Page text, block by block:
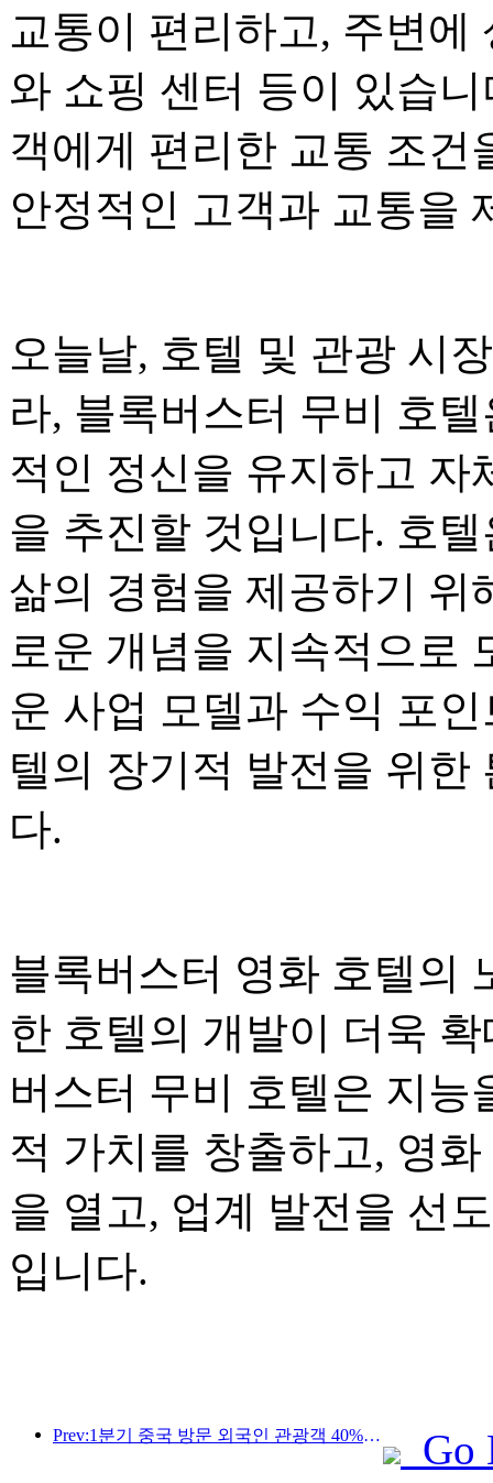
교통이 편리하고, 주변
와 쇼핑 센터 등이 있습
객에게 편리한 교통 조건
안정적인 고객과 교통을
오늘날, 호텔 및 관광 시
라, 블록버스터 무비 호
적인 정신을 유지하고 자
을 추진할 것입니다. 호
삶의 경험을 제공하기 위
로운 개념을 지속적으로
운 사업 모델과 수익 포
텔의 장기적 발전을 위한
다.
블록버스터 영화 호텔의
한 호텔의 개발이 더욱
버스터 무비 호텔은 지능
적 가치를 창출하고, 영
을 열고, 업계 발전을 선
입니다.
Prev:1분기 중국 방문 외국인 관광객 40% 증가
Go